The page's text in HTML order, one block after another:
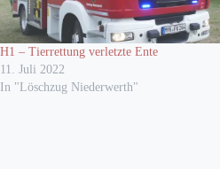
H1 – Tierrettung verletzte Ente
11. Juli 2022
In "Löschzug Niederwerth"